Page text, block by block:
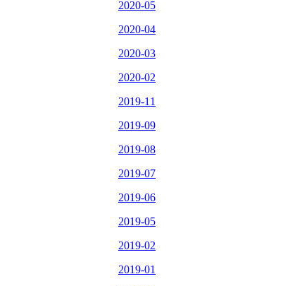
2020-05
2020-04
2020-03
2020-02
2019-11
2019-09
2019-08
2019-07
2019-06
2019-05
2019-02
2019-01